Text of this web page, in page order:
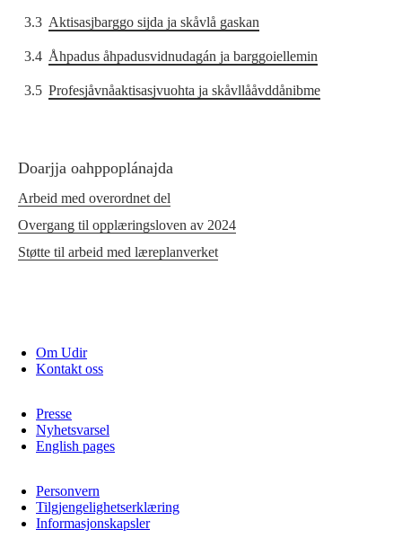
3.3 Aktisasjbarggo sijda ja skåvlå gaskan
3.4 Åhpadus åhpadusvidnudagán ja barggoiellemin
3.5 Profesjåvnåaktisasjvuohta ja skåvllååvddånibme
Doarjja oahppoplánajda
Arbeid med overordnet del
Overgang til opplæringsloven av 2024
Støtte til arbeid med læreplanverket
Om Udir
Kontakt oss
Presse
Nyhetsvarsel
English pages
Personvern
Tilgjengelighetserklæring
Informasjonskapsler